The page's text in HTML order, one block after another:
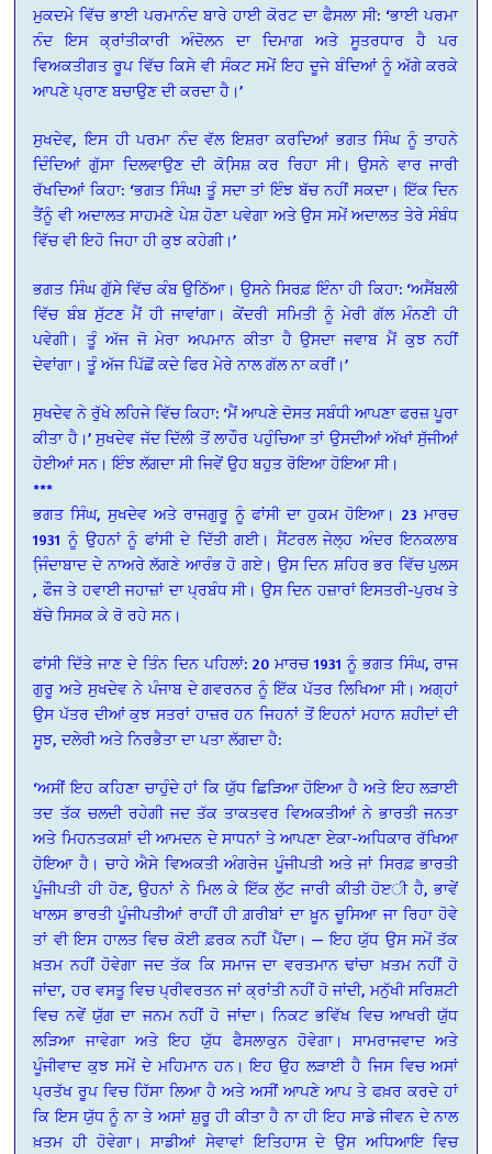
ਮੁਕਦਮੇ ਵਿੱਚ ਭਾਈ ਪਰਮਾਨੰਦ ਬਾਰੇ ਹਾਈ ਕੋਰਟ ਦਾ ਫੈਸਲਾ ਸੀ: ‘ਭਾਈ ਪਰਮਾ
ਨੰਦ ਇਸ ਕ੍ਰਾਂਤੀਕਾਰੀ ਅੰਦੋਲਨ ਦਾ ਦਿਮਾਗ ਅਤੇ ਸੂਤਰਧਾਰ ਹੈ ਪਰ
ਵਿਅਕਤੀਗਤ ਰੂਪ ਵਿੱਚ ਕਿਸੇ ਵੀ ਸੰਕਟ ਸਮੇਂ ਇਹ ਦੂਜੇ ਬੰਦਿਆਂ ਨੂੰ ਅੱਗੇ ਕਰਕੇ
ਆਪਣੇ ਪ੍ਰਾਣ ਬਚਾਉਣ ਦੀ ਕਰਦਾ ਹੈ।’
ਸੁਖਦੇਵ, ਇਸ ਹੀ ਪਰਮਾ ਨੰਦ ਵੱਲ ਇਸ਼ਰਾ ਕਰਦਿਆਂ ਭਗਤ ਸਿੰਘ ਨੂੰ ਤਾਹਨੇ
ਦਿੰਦਿਆਂ ਗੁੱਸਾ ਦਿਲਵਾਉਣ ਦੀ ਕੋਸਿ਼ਸ਼ ਕਰ ਰਿਹਾ ਸੀ। ਉਸਨੇ ਵਾਰ ਜਾਰੀ
ਰੱਖਦਿਆਂ ਕਿਹਾ: ‘ਭਗਤ ਸਿੰਘ! ਤੂੰ ਸਦਾ ਤਾਂ ਇੰਝ ਬੱਚ ਨਹੀਂ ਸਕਦਾ। ਇੱਕ ਦਿਨ
ਤੈਂਨੂੰ ਵੀ ਅਦਾਲਤ ਸਾਹਮਣੇ ਪੇਸ਼ ਹੋਣਾ ਪਵੇਗਾ ਅਤੇ ਉਸ ਸਮੇਂ ਅਦਾਲਤ ਤੇਰੇ ਸੰਬੰਧ
ਵਿੱਚ ਵੀ ਇਹੋ ਜਿਹਾ ਹੀ ਕੁਝ ਕਹੇਗੀ।’
ਭਗਤ ਸਿੰਘ ਗੁੱਸੇ ਵਿੱਚ ਕੰਬ ਉਠਿੱਆ। ਉਸਨੇ ਸਿਰਫ਼ ਇੰਨਾ ਹੀ ਕਿਹਾ: ‘ਅਸੈਂਬਲੀ
ਵਿੱਚ ਬੰਬ ਸੁੱਟਣ ਮੈਂ ਹੀ ਜਾਵਾਂਗਾ। ਕੇਂਦਰੀ ਸਮਿਤੀ ਨੂੰ ਮੇਰੀ ਗੱਲ ਮੰਨਣੀ ਹੀ
ਪਵੇਗੀ। ਤੂੰ ਅੱਜ ਜੋ ਮੇਰਾ ਅਪਮਾਨ ਕੀਤਾ ਹੈ ਉਸਦਾ ਜਵਾਬ ਮੈਂ ਕੁਝ ਨਹੀਂ
ਦੇਵਾਂਗਾ। ਤੂੰ ਅੱਜ ਪਿੱਛੋਂ ਕਦੇ ਫਿਰ ਮੇਰੇ ਨਾਲ ਗੱਲ ਨਾ ਕਰੀਂ।’
ਸੁਖਦੇਵ ਨੇ ਰੁੱਖੇ ਲਹਿਜੇ ਵਿੱਚ ਕਿਹਾ: ‘ਮੈਂ ਆਪਣੇ ਦੋਸਤ ਸਬੰਧੀ ਆਪਣਾ ਫਰਜ਼ ਪੂਰਾ
ਕੀਤਾ ਹੈ।’ ਸੁਖਦੇਵ ਜੱਦ ਦਿੱਲੀ ਤੋਂ ਲਾਹੌਰ ਪਹੁੰਚਿਆ ਤਾਂ ਉਸਦੀਆਂ ਅੱਖਾਂ ਸੁੱਜੀਆਂ
ਹੋਈਆਂ ਸਨ। ਇੰਝ ਲੱਗਦਾ ਸੀ ਜਿਵੇਂ ਉਹ ਬਹੁਤ ਰੋਇਆ ਹੋਇਆ ਸੀ।
***
ਭਗਤ ਸਿੰਘ, ਸੁਖਦੇਵ ਅਤੇ ਰਾਜਗੁਰੂ ਨੂੰ ਫਾਂਸੀ ਦਾ ਹੁਕਮ ਹੋਇਆ। 23 ਮਾਰਚ
1931 ਨੂੰ ਉਹਨਾਂ ਨੂੰ ਫਾਂਸੀ ਦੇ ਦਿੱਤੀ ਗਈ। ਸੈਂਟਰਲ ਜੇਲ੍ਹ ਅੰਦਰ ਇਨਕਲਾਬ
ਜਿ਼ੰਦਾਬਾਦ ਦੇ ਨਾਅਰੇ ਲੱਗਣੇ ਆਰੰਭ ਹੋ ਗਏ। ਉਸ ਦਿਨ ਸ਼ਹਿਰ ਭਰ ਵਿੱਚ ਪੁਲਸ
, ਫੌਜ ਤੇ ਹਵਾਈ ਜਹਾਜ਼ਾਂ ਦਾ ਪ੍ਰਬੰਧ ਸੀ। ਉਸ ਦਿਨ ਹਜ਼ਾਰਾਂ ਇਸਤਰੀ-ਪੁਰਖ ਤੇ
ਬੱਚੇ ਸਿਸਕ ਕੇ ਰੋ ਰਹੇ ਸਨ।
ਫਾਂਸੀ ਦਿੱਤੇ ਜਾਣ ਦੇ ਤਿੰਨ ਦਿਨ ਪਹਿਲਾਂ: 20 ਮਾਰਚ 1931 ਨੂੰ ਭਗਤ ਸਿੰਘ, ਰਾਜ
ਗੁਰੂ ਅਤੇ ਸੁਖਦੇਵ ਨੇ ਪੰਜਾਬ ਦੇ ਗਵਰਨਰ ਨੂੰ ਇੱਕ ਪੱਤਰ ਲਿਖਿਆ ਸੀ। ਅਗ੍ਹਾਂ
ਉਸ ਪੱਤਰ ਦੀਆਂ ਕੁਝ ਸਤਰਾਂ ਹਾਜ਼ਰ ਹਨ ਜਿਹਨਾਂ ਤੋਂ ਇਹਨਾਂ ਮਹਾਨ ਸ਼ਹੀਦਾਂ ਦੀ
ਸੂਝ, ਦਲੇਰੀ ਅਤੇ ਨਿਰਭੈਤਾ ਦਾ ਪਤਾ ਲੱਗਦਾ ਹੈ:
‘ਅਸੀਂ ਇਹ ਕਹਿਣਾ ਚਾਹੁੰਦੇ ਹਾਂ ਕਿ ਯੁੱਧ ਛਿੜਿਆ ਹੋਇਆ ਹੈ ਅਤੇ ਇਹ ਲੜਾਈ
ਤਦ ਤੱਕ ਚਲਦੀ ਰਹੇਗੀ ਜਦ ਤੱਕ ਤਾਕਤਵਰ ਵਿਅਕਤੀਆਂ ਨੇ ਭਾਰਤੀ ਜਨਤਾ
ਅਤੇ ਮਿਹਨਤਕਸ਼ਾਂ ਦੀ ਆਮਦਨ ਦੇ ਸਾਧਨਾਂ ਤੇ ਆਪਣਾ ਏਕਾ-ਅਧਿਕਾਰ ਰੱਖਿਆ
ਹੋਇਆ ਹੈ। ਚਾਹੇ ਐਸੇ ਵਿਅਕਤੀ ਅੰਗਰੇਜ ਪੂੰਜੀਪਤੀ ਅਤੇ ਜਾਂ ਸਿਰਫ਼ ਭਾਰਤੀ
ਪੂੰਜੀਪਤੀ ਹੀ ਹੋਣ, ਉਹਨਾਂ ਨੇ ਮਿਲ ਕੇ ਇੱਕ ਲੁੱਟ ਜਾਰੀ ਕੀਤੀ ਹੋੲੀ ਹੈ, ਭਾਵੇਂ
ਖਾਲਸ ਭਾਰਤੀ ਪੂੰਜੀਪਤੀਆਂ ਰਾਹੀਂ ਹੀ ਗ਼ਰੀਬਾਂ ਦਾ ਖ਼ੂਨ ਚੂਸਿਆ ਜਾ ਰਿਹਾ ਹੋਵੇ
ਤਾਂ ਵੀ ਇਸ ਹਾਲਤ ਵਿਚ ਕੋਈ ਫ਼ਰਕ ਨਹੀਂ ਪੈਂਦਾ। — ਇਹ ਯੁੱਧ ਉਸ ਸਮੇਂ ਤੱਕ
ਖ਼ਤਮ ਨਹੀਂ ਹੋਵੇਗਾ ਜਦ ਤੱਕ ਕਿ ਸਮਾਜ ਦਾ ਵਰਤਮਾਨ ਢਾਂਚਾ ਖ਼ਤਮ ਨਹੀਂ ਹੋ
ਜਾਂਦਾ, ਹਰ ਵਸਤੂ ਵਿਚ ਪ੍ਰੀਵਰਤਨ ਜਾਂ ਕ੍ਰਾਂਤੀ ਨਹੀਂ ਹੋ ਜਾਂਦੀ, ਮਨੁੱਖੀ ਸਰਿਸ਼ਟੀ
ਵਿਚ ਨਵੇਂ ਯੁੱਗ ਦਾ ਜਨਮ ਨਹੀਂ ਹੋ ਜਾਂਦਾ। ਨਿਕਟ ਭਵਿੱਖ ਵਿਚ ਆਖਰੀ ਯੁੱਧ
ਲੜਿਆ ਜਾਵੇਗਾ ਅਤੇ ਇਹ ਯੁੱਧ ਫੈਸਲਾਕੁਨ ਹੋਵੇਗਾ। ਸਾਮਰਾਜਵਾਦ ਅਤੇ
ਪੂੰਜੀਵਾਦ ਕੁਝ ਸਮੇਂ ਦੇ ਮਹਿਮਾਨ ਹਨ। ਇਹ ਉਹ ਲੜਾਈ ਹੈ ਜਿਸ ਵਿਚ ਅਸਾਂ
ਪ੍ਰਤੱਖ ਰੂਪ ਵਿਚ ਹਿੱਸਾ ਲਿਆ ਹੈ ਅਤੇ ਅਸੀਂ ਆਪਣੇ ਆਪ ਤੇ ਫਖ਼ਰ ਕਰਦੇ ਹਾਂ
ਕਿ ਇਸ ਯੁੱਧ ਨੂੰ ਨਾ ਤੇ ਅਸਾਂ ਸ਼ੁਰੂ ਹੀ ਕੀਤਾ ਹੈ ਨਾ ਹੀ ਇਹ ਸਾਡੇ ਜੀਵਨ ਦੇ ਨਾਲ
ਖ਼ਤਮ ਹੀ ਹੋਵੇਗਾ। ਸਾਡੀਆਂ ਸੇਵਾਵਾਂ ਇਤਿਹਾਸ ਦੇ ਉਸ ਅਧਿਆਇ ਵਿਚ